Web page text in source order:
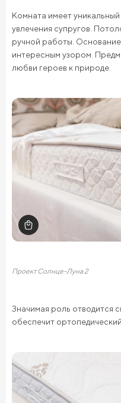
Комната имеет
увлечения супругов.
ручной работы.
интересным узором.
любви героев к природе.
Проект Солнце-Луна 2
Значимая роль отводится
обеспечит